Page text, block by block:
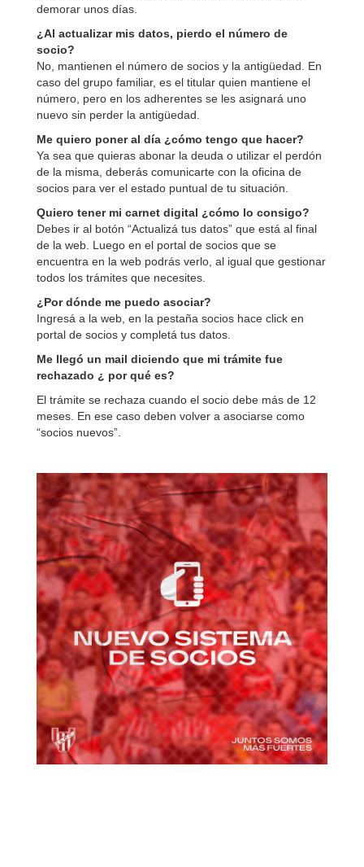
demorar unos días.
¿Al actualizar mis datos, pierdo el número de
socio?
No, mantienen el número de socios y la antigüedad. En
caso del grupo familiar, es el titular quien mantiene el
número, pero en los adherentes se les asignará uno
nuevo sin perder la antigüedad.
Me quiero poner al día ¿cómo tengo que hacer?
Ya sea que quieras abonar la deuda o utilizar el perdón
de la misma, deberás comunicarte con la oficina de
socios para ver el estado puntual de tu situación.
Quiero tener mi carnet digital ¿cómo lo consigo?
Debes ir al botón “Actualizá tus datos” que está al final
de la web. Luego en el portal de socios que se
encuentra en la web podrás verlo, al igual que gestionar
todos los trámites que necesites.
¿Por dónde me puedo asociar?
Ingresá a la web, en la pestaña socios hace click en
portal de socios y completá tus datos.
Me llegó un mail diciendo que mi trámite fue
rechazado ¿ por qué es?
El trámite se rechaza cuando el socio debe más de 12
meses. En ese caso deben volver a asociarse como
“socios nuevos”.